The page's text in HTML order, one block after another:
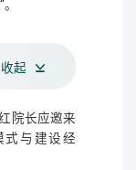
收起
院长应邀来
与建设经